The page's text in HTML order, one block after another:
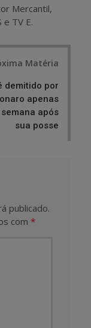
Mercantil,
e TV E.
Matéria
demitido por
apenas
após
sua posse
publicado.
com *